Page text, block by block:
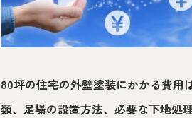
80坪の住宅の外壁塗装にかかる費用
類、足場の設置方法、必要な下地処